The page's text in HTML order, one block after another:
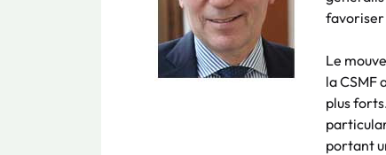
favoriser
Le
la CSMF
plus
portant